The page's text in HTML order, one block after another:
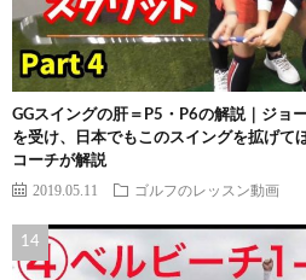
GGスイングの肝＝P5・P6の解説｜ジョ
を受け、日本でもこのスイングを拡げて
コーチが解説
2019.05.11 ゴルフのレッスン動画